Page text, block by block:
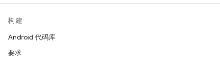
构建
Android 代码库
要求